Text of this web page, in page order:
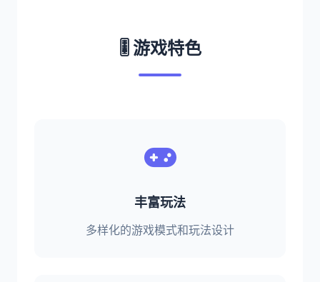
🎚️ 游戏特色
丰富玩法
多样化的游戏模式和玩法设计